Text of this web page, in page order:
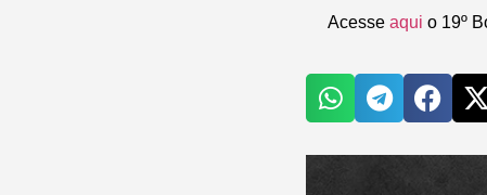
Acesse aqui o 19º